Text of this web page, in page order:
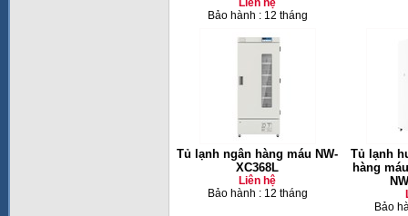
Liên hệ
Bảo hành : 12 tháng
Tủ lạnh ngân hàng máu NW-
XC368L
Liên hệ
Bảo hành : 12 tháng
Tủ lạnh
hàng
Bảo